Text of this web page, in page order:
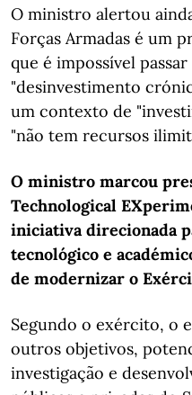
O ministro alertou
Forças Armadas é um
que é impossível
"desinvestimento
um contexto de
"não tem recursos
O ministro marcou
Technological
iniciativa direcionada
tecnológico e
de modernizar o
Segundo o exército, o
outros objetivos,
investigação e